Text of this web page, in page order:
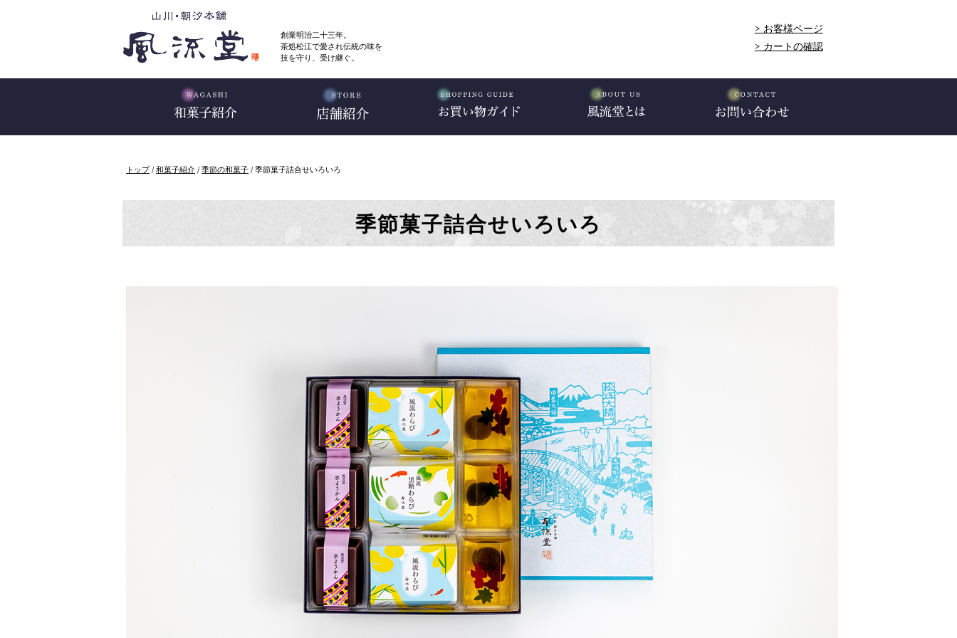
創業明治二十三年。
茶処松江で愛され伝統の味を
技を守り、受け継ぐ。
> お客様ページ
> カートの確認
現
位
トップ/ 和菓子紹介 / 季節の和菓子 / 季節菓子詰合せいろいろ
季節菓子詰合せいろいろ